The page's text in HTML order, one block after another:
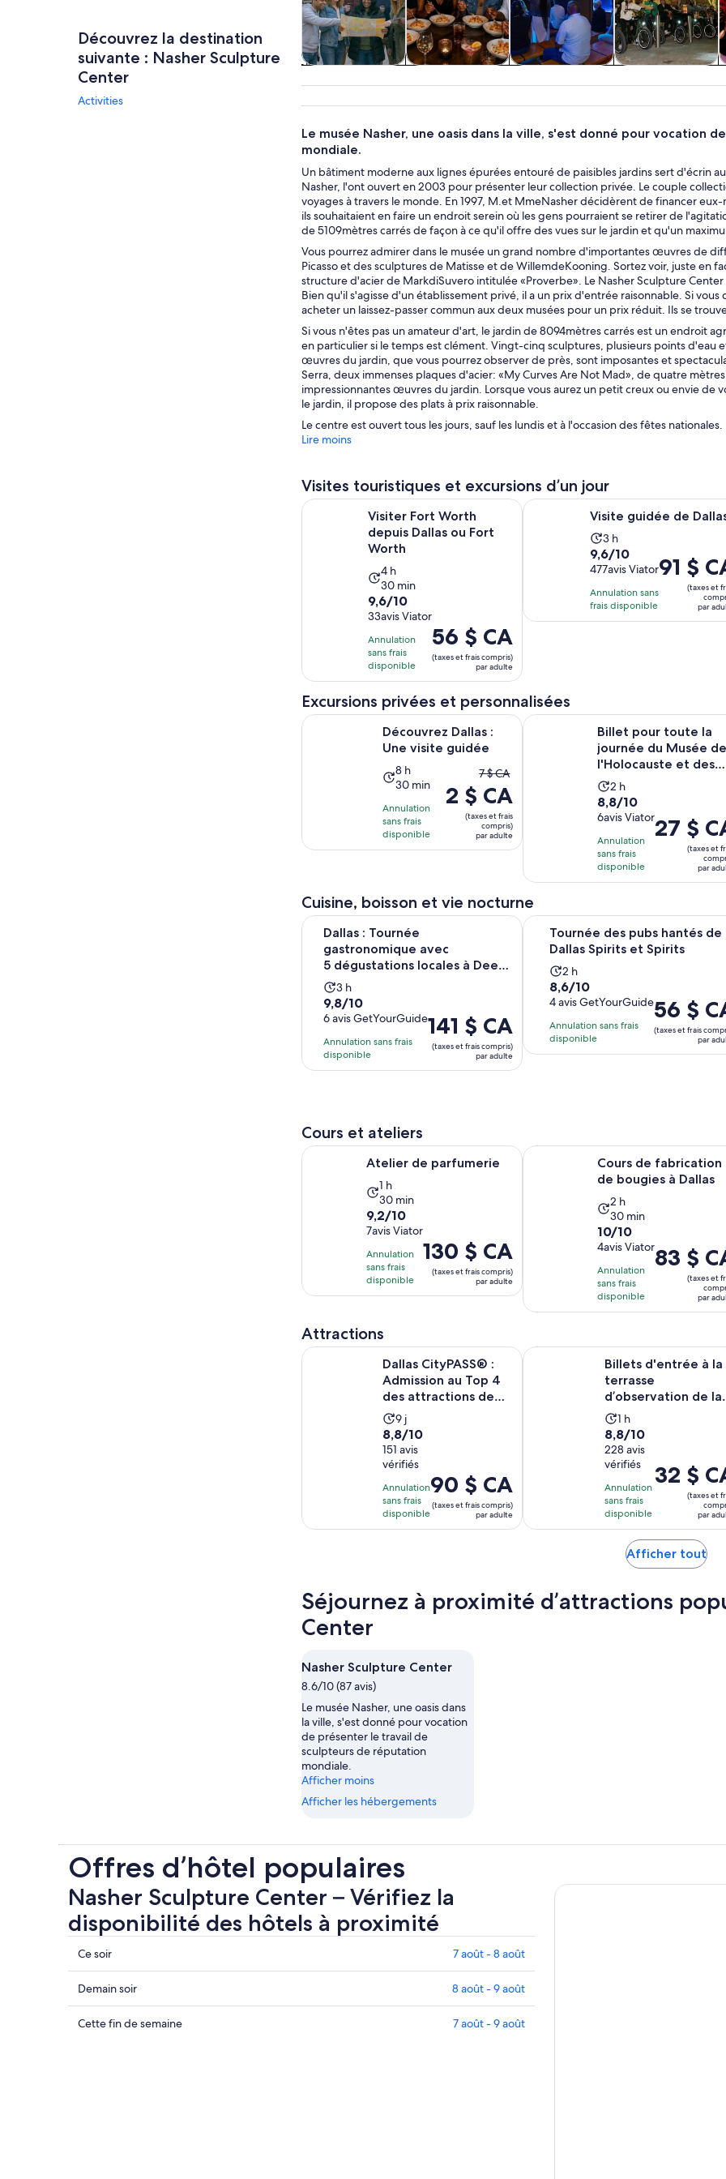
Découvrez la destination
suivante : Nasher Sculpture
Center
Activities
touristiques et
excursions d’un
jour
culture
privées et
personnalisées
air
Le musée Nasher, une oasis dans la ville, s'est donné pour vocation
mondiale.
Un bâtiment moderne aux lignes épurées entouré de paisibles jardins sert d'écrin
Nasher, l'ont ouvert en 2003 pour présenter leur collection privée. Le couple
voyages à travers le monde. En 1997, M.et MmeNasher décidèrent de financer
ils souhaitaient en faire un endroit serein où les gens pourraient se retirer de
de 5109mètres carrés de façon à ce qu'il offre des vues sur le jardin et qu'un
Vous pourrez admirer dans le musée un grand nombre d'importantes œuvres de
Picasso et des sculptures de Matisse et de WillemdeKooning. Sortez voir, juste en
structure d'acier de MarkdiSuvero intitulée «Proverbe». Le Nasher Sculpture
Bien qu'il s'agisse d'un établissement privé, il a un prix d'entrée raisonnable. Si
acheter un laissez-passer commun aux deux musées pour un prix réduit. Ils se
Si vous n'êtes pas un amateur d'art, le jardin de 8094mètres carrés est un endroit
en particulier si le temps est clément. Vingt-cinq sculptures, plusieurs points d'eau
œuvres du jardin, que vous pourrez observer de près, sont imposantes et
Serra, deux immenses plaques d'acier: «My Curves Are Not Mad», de quatre
impressionnantes œuvres du jardin. Lorsque vous aurez un petit creux ou envie de
le jardin, il propose des plats à prix raisonnable.
Le centre est ouvert tous les jours, sauf les lundis et à l'occasion des fêtes nationales.
Lire moins
Visites touristiques et excursions d’un jour
Visiter Fort Worth
depuis Dallas ou Fort
Worth
L’activité
dure
4 heures
et
30 minutes
4 h
30 min
9.6
sur
10
avec
33 avis
9,6/10
33avis Viator
Annulation
sans frais
disponible
Le
prix
est
de 56 $ CA.
par
adulte
56 $ CA
(taxes et frais compris)
par adulte
Visiter Fort Worth depuis Dallas ou Fort Worth S’ouvre dans un nouvel
Visite guidée de
L’activité
dure
3 heures
3 h
9.6
sur
10
avec
477 avis
9,6/10
477avis Viator
Annulation sans
frais disponible
Le
prix
est
de 91 $ CA.
91 $
(taxes et
par
Visite guidée de Dallas S’ouvre
Excursions privées et personnalisées
Découvrez Dallas :
Une visite guidée
L’activité
dure
8 heures
et
30 minutes
8 h
30 min
Annulation
sans frais
disponible
Le
prix
antérieur
était
de
prix
de
7 $ CA
2 $ CA
(taxes et frais
compris)
par adulte
Découvrez Dallas : Une visite guidée S’ouvre dans un nouvel onglet
Billet pour toute la
journée du Musée de
l'Holocauste et des
Droits de l'Ho...
L’activité
dure
2 heures
2 h
8.8
sur
10
avec
6 avis
8,8/10
6avis Viator
Annulation
sans frais
disponible
Le
prix
de 27 $ CA.
27 $
(taxes et
par
Billet pour toute la journée du
Cuisine, boisson et vie nocturne
Dallas : Tournée
gastronomique avec
5 dégustations locales à Deep
EllumL’activité
dure
3 heures
3 h
9.8
sur
10
avec
6 avis
9,8/10
6 avis GetYourGuide
Annulation sans frais
disponible
Le
prix
est
de 141 $ CA.
141 $ CA
(taxes et frais compris)
par adulte
Dallas : Tournée gastronomique avec 5 dégustations locales à Deep Ellum
Tournée des pubs hantés de
Dallas Spirits et Spirits
L’activité
dure
2 heures
2 h
8.6
sur
10
avec
4 avis
8,6/10
4 avis GetYourGuide
Annulation sans frais
disponible
Le
prix
est
de 56 $ CA.
56 $
(taxes et frais
par
Tournée des pubs hantés de
Cours et ateliers
Atelier de parfumerie
L’activité
dure
1 heure
et
30 minutes
1 h
30 min
9.2
sur
10
avec
7 avis
9,2/10
7avis Viator
Annulation
sans frais
disponible
Le
prix
est
de 130 $ CA.
130 $ CA
(taxes et frais compris)
par adulte
Atelier de parfumerie S’ouvre dans un nouvel onglet
Cours de fabrication
de bougies à Dallas
L’activité
dure
2 heures
et
30 minutes
2 h
30 min
10.0
sur
10
avec
4 avis
10/10
4avis Viator
Annulation
sans frais
disponible
Le
prix
de 83 $ CA.
83 $
(taxes et
par
Cours de fabrication de bougies à
Attractions
Dallas CityPASS® :
Admission au Top 4
des attractions de
Dallas
L’activité
dure
9 jours
9 j
8.8
sur
10
avec
151 avis
8,8/10
151 avis
vérifiés
Annulation
sans frais
disponible
Le
prix
est
de 90 $ CA.
90 $ CA
(taxes et frais compris)
par adulte
Dallas CityPASS® : Admission au Top 4 des attractions de Dallas S’ouvre
Billets d'entrée à la
terrasse
d’observation de la
Reunion Tower de
Dallas
L’activité
dure
1 heure
1 h
8.8
sur
10
avec
228 avis
8,8/10
228 avis
vérifiés
Annulation
sans frais
disponible
Le
prix
de 32 $ CA.
par
adulte
32 $
(taxes et
par
Billets d'entrée à la terrasse
Afficher tout
Séjournez à proximité d’attractions
Center
Nasher Sculpture Center
8.6/10 (87 avis)
Le musée Nasher, une oasis dans
la ville, s'est donné pour vocation
de présenter le travail de
sculpteurs de réputation
mondiale.
Afficher moins
Afficher les hébergements
Offres d’hôtel populaires
Nasher Sculpture Center – Vérifiez la
disponibilité des hôtels à proximité
Nasher
Sculpture
Center
–
Consulter
Ce soir 7 août - 8 août
Consulter
les
prix
Demain soir 8 août - 9 août
Nasher
Cette fin de semaine 7 août - 9 août